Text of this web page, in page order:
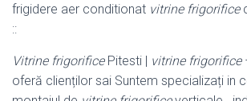
frigidere aer conditionat vitrine frigorifice
::
Vitrine frigorificePitesti | vitrine frigorifice
oferă clienților sai Suntem specializați in